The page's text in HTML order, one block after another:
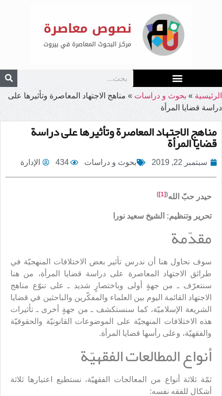
الرئيسية » بحوث و دراسات » مناهج الاجتهاد المعاصرة وتأثيرها على
دراسة قضايا المرأة
مناهج الاجتهاد المعاصرة وتأثيرها على دراسة
قضايا المرأة
سبتمبر 22, 2019 بحوث و دراسات 434 الإدارة
حيدر حبّ الله(
[1]
)
تحرير وتنظيم: الشيخ سعيد نورا
مقدّمة
سوف نحاول هنا أن ندرس تأثير بعض الاختلافات المنهجيّة في
طرائق الاجتهاد المعاصرة على دراسة قضايا المرأة، من هنا
سنتعرّف ـ من جهةٍ أولى وباختصارٍ شديد ـ على تنوّع مناهج
الاجتهاد القائمة اليوم بين العلماء والمفكّرين والباحثين في قضايا
الشريعة الإسلاميّة، كما سنستكشف ـ من جهةٍ أخرى ـ تأثيرات
هذه الاختلافات المنهجيّة على الموضوعات القانونيّة والحقوقيّة
والفقهيّة، وعلى رأسها قضايا المرأة.
أنواع المطالعات الفقهيّة
ثمّة ثلاثة أنواع من المعالجات الفقهيّة، نستطيع اعتبارها ثلاثة
أشكال للفقه نفسه: